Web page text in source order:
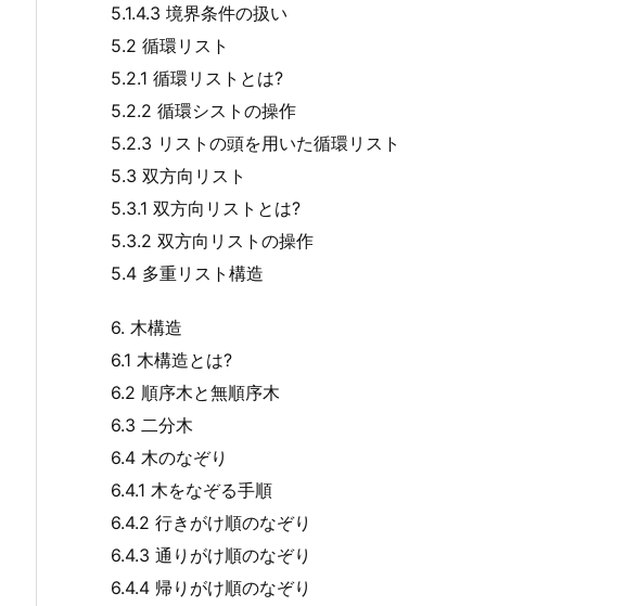
5.1.4.3 境界条件の扱い
5.2 循環リスト
5.2.1 循環リストとは?
5.2.2 循環シストの操作
5.2.3 リストの頭を用いた循環リスト
5.3 双方向リスト
5.3.1 双方向リストとは?
5.3.2 双方向リストの操作
5.4 多重リスト構造
6. 木構造
6.1 木構造とは?
6.2 順序木と無順序木
6.3 二分木
6.4 木のなぞり
6.4.1 木をなぞる手順
6.4.2 行きがけ順のなぞり
6.4.3 通りがけ順のなぞり
6.4.4 帰りがけ順のなぞり